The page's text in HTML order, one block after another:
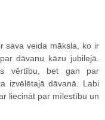
sava veida māksla, ko ir
dāvanu kāzu jubilejā.
vērtību, bet gan par
izvēlētajā dāvanā. Labi
liecināt par mīlestību un